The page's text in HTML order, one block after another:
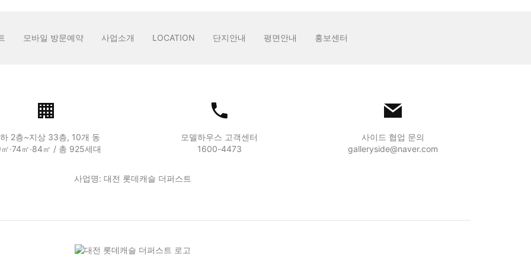
모바일 방문예약 사업소개 LOCATION 단지안내 평면안내 홍보센터
2층~지상 33층, 10개 동
·74㎡·84㎡ / 총 925세대
모델하우스 고객센터
1600-4473
사이드 협업 문의
galleryside@naver.com
사업명: 대전 롯데캐슬 더퍼스트